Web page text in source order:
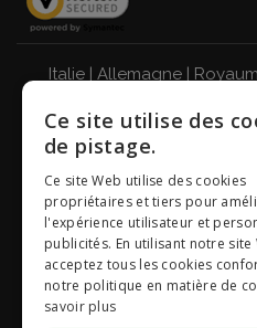
Italie| Allemagne|
Pays-Bas|
BUVEZ DE
Giordano Vini S.p.A. Viale
Italie - Code fiscal,
d'enregistrement au
Milan, Monza-Brianza,
MI-2564477 - Capital
entièrement libéré
Ce site utilise des
de pistage.
Ce site Web utilise des cookies
propriétaires et tiers pour
l'expérience utilisateur et
publicités. En utilisant notre site
acceptez tous les cookies
notre politique en matière de
savoir plus